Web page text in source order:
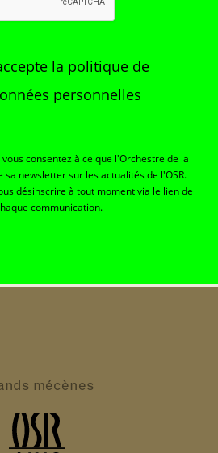
la politique de
personnelles
consentez à ce que l'Orchestre de la
sa newsletter sur les actualités de l'OSR.
désinscrire à tout moment via le lien de
communication.
mécènes